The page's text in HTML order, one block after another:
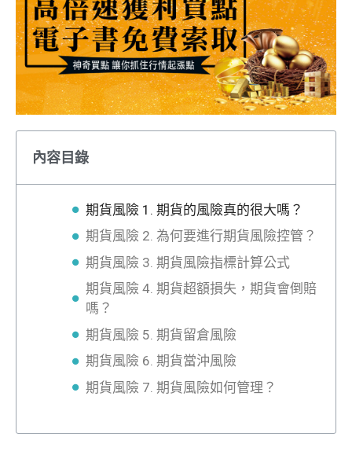
內容目錄
期貨風險 1. 期貨的風險真的很大嗎？
期貨風險 2. 為何要進行期貨風險控管？
期貨風險 3. 期貨風險指標計算公式
期貨風險 4. 期貨超額損失，期貨會倒賠
嗎？
期貨風險 5. 期貨留倉風險
期貨風險 6. 期貨當沖風險
期貨風險 7. 期貨風險如何管理？